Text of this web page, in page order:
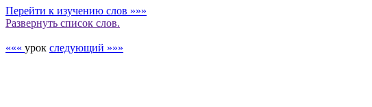
Перейти к изучению слов »»»
Развернуть список слов.
««« урок следующий »»»